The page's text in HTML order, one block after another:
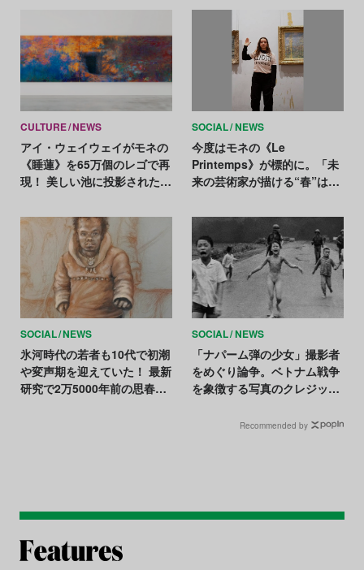
CULTURE NEWS
アイ・ウェイウェイがモネの
《睡蓮》を65万個のレゴで再
現！ 美しい池に投影された
SOCIAL NEWS
今度はモネの《Le
Printemps》が標的に。「未
来の芸術家が描ける“春”はも
SOCIAL NEWS
氷河時代の若者も10代で初潮
や変声期を迎えていた！ 最新
研究で2万5000年前の思春期
SOCIAL NEWS
「ナパーム弾の少女」撮影者
をめぐり論争。ベトナム戦争
を象徴する写真のクレジット
Recommended by